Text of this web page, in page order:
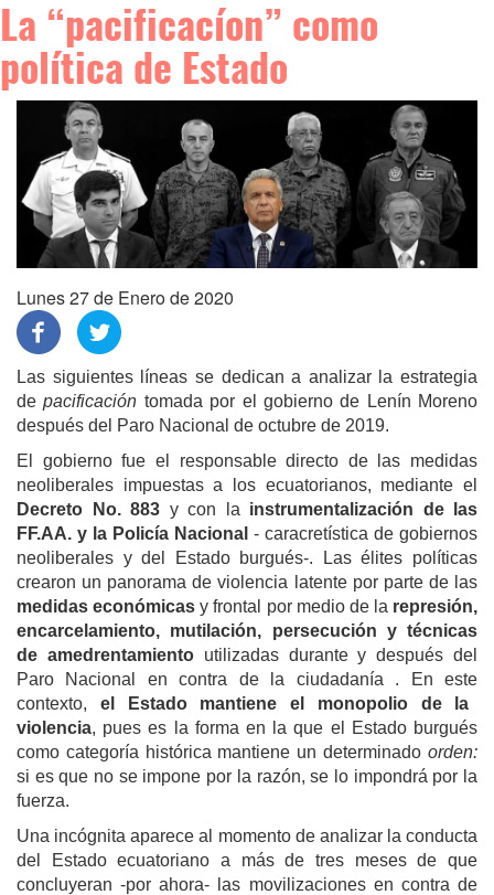
La “pacificacíon” como
política de Estado
Lunes 27 de Enero de 2020
Las siguientes líneas se dedican a analizar la estrategia
depacificación tomada por el gobierno de Lenín Moreno
después del Paro Nacional de octubre de 2019.
El gobiernofue el
responsable directo de las medidas
neoliberales impuestas a
los ecuatorianos, mediante el
Decreto No. 883 y con la instrumentalización de las
FF.AA. y la Policía Nacional - caracretística de gobiernos
neoliberales y del Estado burgués-. Las élites políticas
crearon un panorama de violencia latente por parte de las
medidas económicas y frontal por medio de la represión,
encarcelamiento, mutilación, persecución y técnicas
de amedrentamiento utilizadas durante y después del
Paro Nacional en contra de la ciudadanía . En este
contexto, el Estado mantiene el monopolio de la
violencia, pues es la forma en la que el Estado burgués
como categoría histórica mantiene un determinado orden:
si es que no se impone por la razón, se lo impondrá por la
fuerza.
Una incógnita aparece al momento de analizar la conducta
del Estado ecuatoriano a más de tres meses de que
concluyeran -por ahora- las movilizaciones en contra de